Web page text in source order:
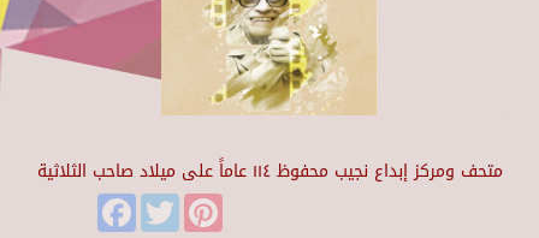
متحف ومركز إبداع نجيب محفوظ ١١٤ عاماً على ميلاد صاحب الثلاثية
FacebookTwitter